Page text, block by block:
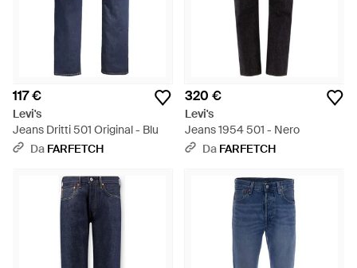
117 €
Levi's
Jeans Dritti 501 Original - Blu
Da FARFETCH
320 €
Levi's
Jeans 1954 501 - Nero
Da FARFETCH